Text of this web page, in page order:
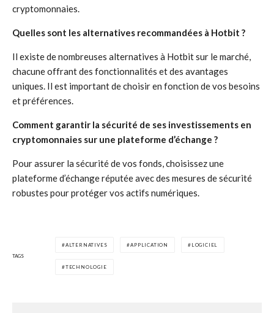
cryptomonnaies.
Quelles sont les alternatives recommandées à Hotbit ?
Il existe de nombreuses alternatives à Hotbit sur le marché,
chacune offrant des fonctionnalités et des avantages
uniques. Il est important de choisir en fonction de vos besoins
et préférences.
Comment garantir la sécurité de ses investissements en
cryptomonnaies sur une plateforme d’échange ?
Pour assurer la sécurité de vos fonds, choisissez une
plateforme d’échange réputée avec des mesures de sécurité
robustes pour protéger vos actifs numériques.
TAGS
ALTERNATIVES APPLICATION LOGICIEL
TECHNOLOGIE